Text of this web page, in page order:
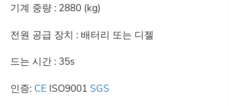
기계 중량 : 2880 (kg)
전원 공급 장치 : 배터리 또는 디젤
드는 시간 : 35s
인증: CE ISO9001 SGS